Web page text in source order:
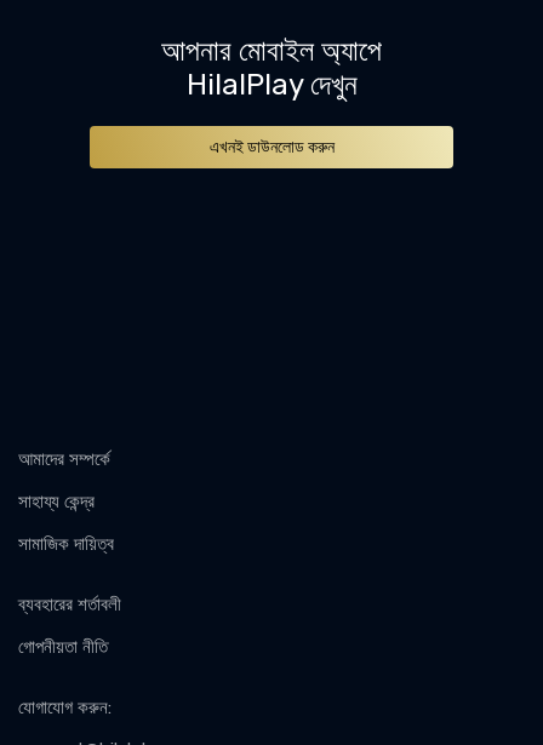
আপনার মোবাইল অ্যাপে
HilalPlay দেখুন
এখনই ডাউনলোড করুন
আমাদের সম্পর্কে
সাহায্য কেন্দ্র
সামাজিক দায়িত্ব
ব্যবহারের শর্তাবলী
গোপনীয়তা নীতি
যোগাযোগ করুন: